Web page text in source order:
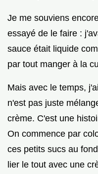
Je me souviens
essayé de le faire :
sauce était liquide
par tout manger à la
Mais avec le temps,
n'est pas juste
crème. C'est une
On commence par
ces petits sucs au
lier le tout avec une